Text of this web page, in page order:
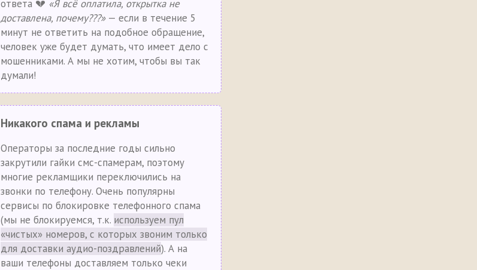
ответа 💔 «Я всё оплатила, открытка не
доставлена, почему???»— если в течение 5
минут не ответить на подобное обращение,
человек уже будет думать, что имеет дело с
мошенниками. А мы не хотим, чтобы вы так
думали!
Никакого спама и рекламы
Операторы за последние годы сильно
закрутили гайки смс-спамерам, поэтому
многие рекламщики переключились на
звонки по телефону. Очень популярны
сервисы по блокировке телефонного спама
(мы не блокируемся, т.к. используем пул
«чистых» номеров, с которых звоним только
для доставки аудио-поздравлений). А на
ваши телефоны доставляем только чеки